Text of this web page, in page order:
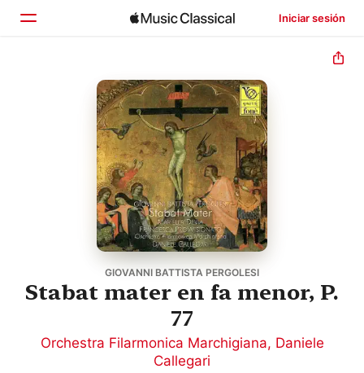
Iniciar sesión
Explorar
GIOVANNI BATTISTA PERGOLESI
Stabat mater en fa menor, P.
77
Orchestra Filarmonica Marchigiana, Daniele
Callegari